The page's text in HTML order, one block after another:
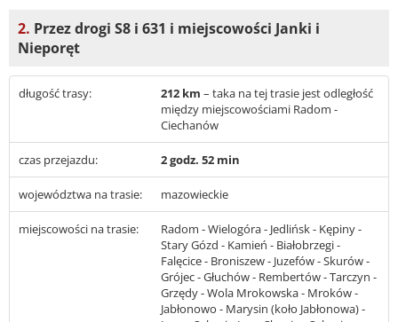
2. Przez drogi S8 i 631 i miejscowości Janki i
Nieporęt
długość trasy: 212 km – taka na tej trasie jest odległość
między miejscowościami Radom -
Ciechanów
czas przejazdu: 2 godz. 52 min
województwa na trasie: mazowieckie
miejscowości na trasie:
Radom - Wielogóra - Jedlińsk - Kępiny -
Stary Gózd - Kamień - Białobrzegi -
Falęcice - Broniszew - Juzefów - Skurów -
Grójec - Głuchów - Rembertów - Tarczyn -
Grzędy - Wola Mrokowska - Mroków -
Jabłonowo - Marysin (koło Jabłonowa) -